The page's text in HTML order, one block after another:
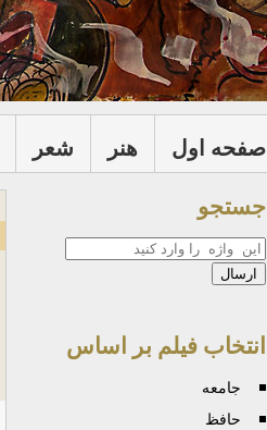
شعر هنر صفحه اول
جستجو
جستجو
انتخاب فیلم بر اساس
جامعه
حافظ